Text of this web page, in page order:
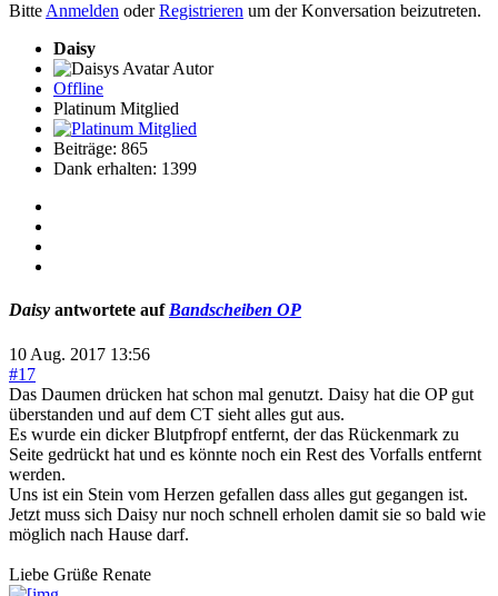
Bitte Anmelden oderRegistrieren um der Konversation beizutreten.
Daisy
Autor
Offline
Platinum Mitglied
Beiträge: 865
Dank erhalten: 1399
Daisy antwortete auf Bandscheiben OP
10 Aug. 2017 13:56
#17
Das Daumen drücken hat schon mal genutzt. Daisy hat die OP gut
überstanden und auf dem CT sieht alles gut aus.
Es wurde ein dicker Blutpfropf entfernt, der das Rückenmark zu
Seite gedrückt hat und es könnte noch ein Rest des Vorfalls entfernt
werden.
Uns ist ein Stein vom Herzen gefallen dass alles gut gegangen ist.
Jetzt muss sich Daisy nur noch schnell erholen damit sie so bald wie
möglich nach Hause darf.
Liebe Grüße Renate